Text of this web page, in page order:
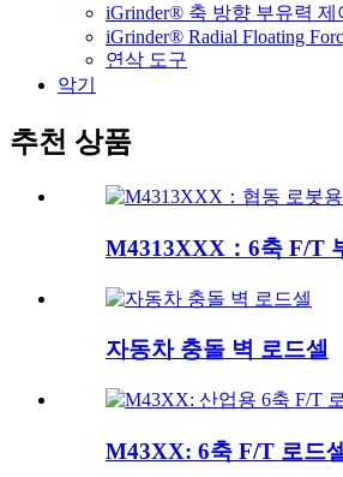
iGrinder® 축 방향 부유력 제
iGrinder® Radial Floating
연삭 도구
악기
추천 상품
M4313XXX：6축 F/T
자동차 충돌 벽 로드셀
M43XX: 6축 F/T 로드